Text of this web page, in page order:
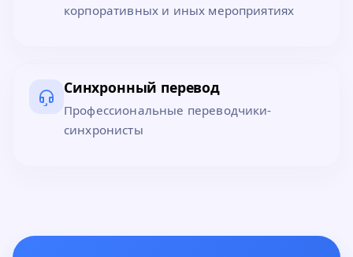
корпоративных и иных мероприятиях
Синхронный перевод
Профессиональные переводчики-
синхронисты